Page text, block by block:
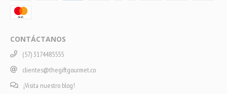
CONTÁCTANOS
(57) 3174485555
clientes@thegiftgourmet.co
¡Visita nuestro blog!